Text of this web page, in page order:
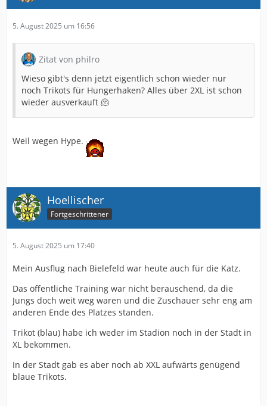
5. August 2025 um 16:56
Zitat von philro
Wieso gibt's denn jetzt eigentlich schon wieder nur
noch Trikots für Hungerhaken? Alles über 2XL ist schon
wieder ausverkauft 🫠
Weil wegen Hype.
Hoellischer
Fortgeschrittener
5. August 2025 um 17:40
Mein Ausflug nach Bielefeld war heute auch für die Katz.
Das öffentliche Training war nicht berauschend, da die
Jungs doch weit weg waren und die Zuschauer sehr eng am
anderen Ende des Platzes standen.
Trikot (blau) habe ich weder im Stadion noch in der Stadt in
XL bekommen.
In der Stadt gab es aber noch ab XXL aufwärts genügend
blaue Trikots.